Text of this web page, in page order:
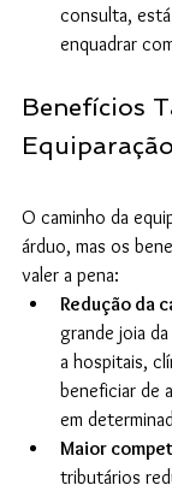
consulta,
enquadrar
Benefícios
Equiparação
O caminho da
árduo, mas os
valer a pena:
Redução da
grande joia
a hospitais,
beneficiar de
em
Maior
tributários